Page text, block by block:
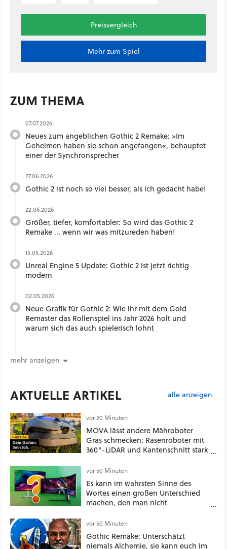
Preisvergleich
Mehr zum Spiel
ZUM THEMA
07.07.2026
Neues zum angeblichen Gothic 2 Remake: »Im
Geheimen haben sie schon angefangen«, behauptet
einer der Synchronsprecher
27.06.2026
Gothic 2 ist noch so viel besser, als ich gedacht habe!
22.06.2026
Größer, tiefer, komfortabler: So wird das Gothic 2
Remake ... wenn wir was mitzureden haben!
15.05.2026
Unreal Engine 5 Update: Gothic 2 ist jetzt richtig
modern
02.05.2026
Neue Grafik für Gothic 2: Wie ihr mit dem Gold
Remaster das Rollenspiel ins Jahr 2026 holt und
warum sich das auch spielerisch lohnt
mehr anzeigen
AKTUELLE ARTIKEL alle anzeigen
vor 20 Minuten
MOVA lässt andere Mähroboter
Gras schmecken: Rasenroboter mit
360°-LiDAR und Kantenschnitt stark
vor 50 Minuten
Es kann im wahrsten Sinne des
Wortes einen großen Unterschied
machen, den man nicht
Seitenverhältnis seid ihr unterwegs?
vor 50 Minuten
Gothic Remake: Unterschätzt
niemals Alchemie, sie kann euch im